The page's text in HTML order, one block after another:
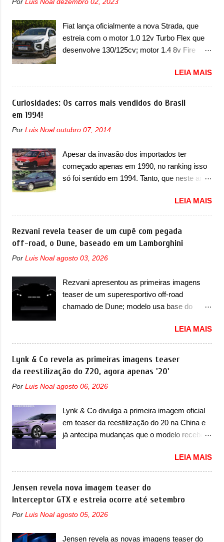
faróis com um desenho mais retangular, com
um pequeno prolongamento para as laterais.
Os faróis cont...
concessionária mais próxima para a solução
uma atualização do software do módulo de
controle da bateria (AHCP e HCP). Para
alguns veículos envolvidos, também, será
substituição do motor do ventilador HVAC
(aquecimento, ventilação e ar-condicionado).
A marca também confirmou que “foi
sobrecarga do microprocessador do Módulo
causar a perda de força motriz, requerendo a
atualização do software do modulo de...
Por Luis Noal dezembro 02, 2023
Fiat lança oficialmente a nova Strada, que
estreia com o motor 1.0 12v Turbo Flex que
desenvolve 130/125cv; motor 1.4 8v Fire
oficialmente a nova Strada, que aparece com
mudanças visuais e com uma nova opção de
motor. Depois da picape compacta receber o
do motor 1.0 12v Turbo Flex, conhecido
a Fiat Strada soube ser mutável com
avanços importantes que a concorrência
nunca conseguiu acompanhar e agora ela
chegada do motor T200, que estreou nos
irmãos Pulse e Fastback. "A Fiat Strada é
mais do que uma picape, é uma verdadeira
revolução no mercado automotivo. Há alguns
anos era improvável pensar que uma picape
que só a Strada fez. Mais do que isso: ela é a
prova viva que time que está ganhando se
mexe sim. Ao longo da sua história, ela...
LEIA MAIS
Curiosidades: Os carros mais vendidos do Brasil
em 1994!
Por Luis Noal outubro 07, 2014
Apesar da invasão dos importados ter
começado apenas em 1990, no ranking isso
só foi sentido em 1994. Tanto, que neste ano,
ao começar pelo Chevrolet Corsa, o mais
destacado deles no ranking que perdurou no
nosso mercado até início de 2012 e com
certeza foi um grandioso lançamento da
Chevrolet que assustou a concorrência.
Nesse ano também era lançada a nova
anos ganhava uma nova geração feita do
zero, apelidada de "Bolinha" por suas formas
arredondadas. Além do Gol, outro
Era o Pointer, versão hatchback do Logus
que chegava depois de um ano de atraso. A
invasão de 1994 foi marcava pelos
franceses, alemães, japoneses e coreanos
que chegaram arrancando corações em
destacaram nas vendas em 1994 foram o
Renault R19 que vinha em 3 versões de
carroceria, sendo duas do hatch e o sedan, a
LEIA MAIS
Rezvani revela teaser de um cupê com pegada
off-road, o Dune, baseado em um Lamborghini
Por Luis Noal agosto 03, 2026
Rezvani apresentou as primeiras imagens
teaser de um superesportivo off-road
chamado de Dune; modelo usa base do
Rezvani apresentou as primeiras imagens
teaser de um novo superesportivo que vai
oferecer aos seus consumidores. Trata-se do
Dune, um cupê superesportivo que terá uma
proposta off-road assim como outros
esportivos recentemente tiveram, como o
Huracán Sterrato. E o modelo italiano tem
grande parte no desenvolvimento do Dune.
Baseado no Huracán, o Dune nasce com
apresentou com o Sterrato, mas com um
design ainda mais Mad Max – algo
característico da Rezvani. Junto com as
imagens, a marca já confirmou que o Dune
será um carro muito exclusivo. Ao todo,
para todo mundo, ou seja, limitado demais.
LEIA MAIS
Lynk & Co revela as primeiras imagens teaser
da reestilização do Z20, agora apenas '20'
Por Luis Noal agosto 06, 2026
Lynk & Co divulga a primeira imagem oficial
em teaser da reestilização do 20 na China e
já antecipa mudanças que o modelo receberá
vai apresentar na China as primeiras
mudanças para o Z20, um misto de hatch
com SUV que é vendido no mercado chinês
desde o lançamento, em 2024. Agora, o
visual e também mudará de nome. Vendido
LEIA MAIS
Jensen revela nova imagem teaser do
Interceptor GTX e estreia ocorre até setembro
Por Luis Noal agosto 05, 2026
Jensen revela as novas imagens teaser do